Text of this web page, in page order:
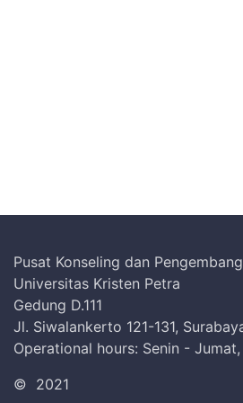
Pusat Konseling dan
Universitas Kristen Petra
Gedung D.111
Jl. Siwalankerto 121-131,
Operational hours: Senin -
© 2021